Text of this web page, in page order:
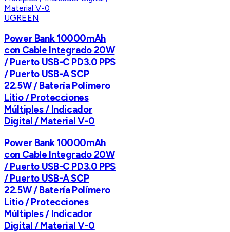
UGREEN
Power Bank 10000mAh
con Cable Integrado 20W
/ Puerto USB-C PD3.0 PPS
/ Puerto USB-A SCP
22.5W / Batería Polímero
Litio / Protecciones
Múltiples / Indicador
Digital / Material V-0
Power Bank 10000mAh
con Cable Integrado 20W
/ Puerto USB-C PD3.0 PPS
/ Puerto USB-A SCP
22.5W / Batería Polímero
Litio / Protecciones
Múltiples / Indicador
Digital / Material V-0